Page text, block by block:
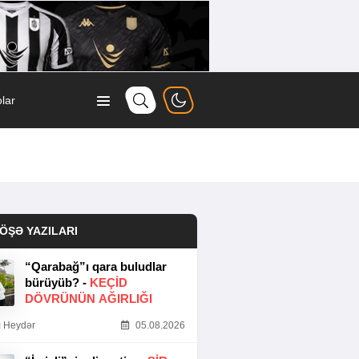
YAZILARI
“Qarabağ”ı qara buludlar
bürüyüb? - KEÇID
DÖVRÜNÜN AĞIRLIĞI
Heydər 05.08.2026